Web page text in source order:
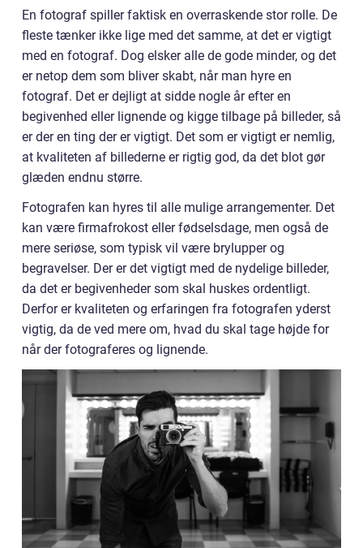
En fotograf spiller faktisk en overraskende stor rolle. De
fleste tænker ikke lige med det samme, at det er vigtigt
med en fotograf. Dog elsker alle de gode minder, og det
er netop dem som bliver skabt, når man hyre en
fotograf. Det er dejligt at sidde nogle år efter en
begivenhed eller lignende og kigge tilbage på billeder, så
er der en ting der er vigtigt. Det som er vigtigt er nemlig,
at kvaliteten af billederne er rigtig god, da det blot gør
glæden endnu større.
Fotografen kan hyres til alle mulige arrangementer. Det
kan være firmafrokost eller fødselsdage, men også de
mere seriøse, som typisk vil være brylupper og
begravelser. Der er det vigtigt med de nydelige billeder,
da det er begivenheder som skal huskes ordentligt.
Derfor er kvaliteten og erfaringen fra fotografen yderst
vigtig, da de ved mere om, hvad du skal tage højde for
når der fotograferes og lignende.